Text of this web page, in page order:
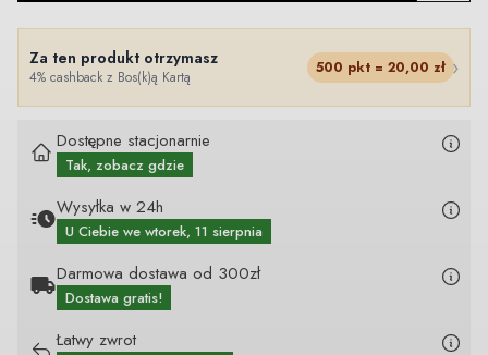
Za ten produkt otrzymasz
4% cashback z Bos(k)ą Kartą
500 pkt = 20,00 zł ›
Dostępne stacjonarnie
Tak, zobacz gdzie
Wysyłka w 24h
U Ciebie we wtorek, 11 sierpnia
Darmowa dostawa od 300zł
Dostawa gratis!
Łatwy zwrot